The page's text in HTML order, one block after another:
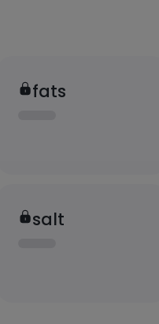
fats
salt